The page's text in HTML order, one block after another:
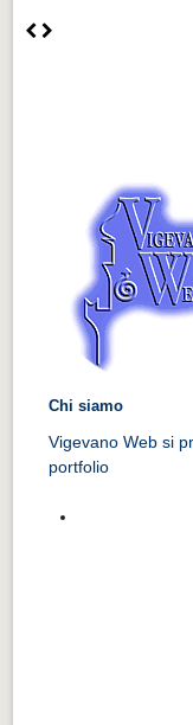
Chi siamo
Vigevano Web si
portfolio